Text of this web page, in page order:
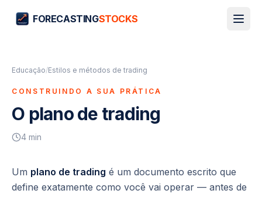
FORECASTINGSTOCKS
Educação/Estilos e métodos de trading
CONSTRUINDO A SUA PRÁTICA
O plano de trading
4 min
Um plano de trading é um documento escrito que
define exatamente como você vai operar — antes de